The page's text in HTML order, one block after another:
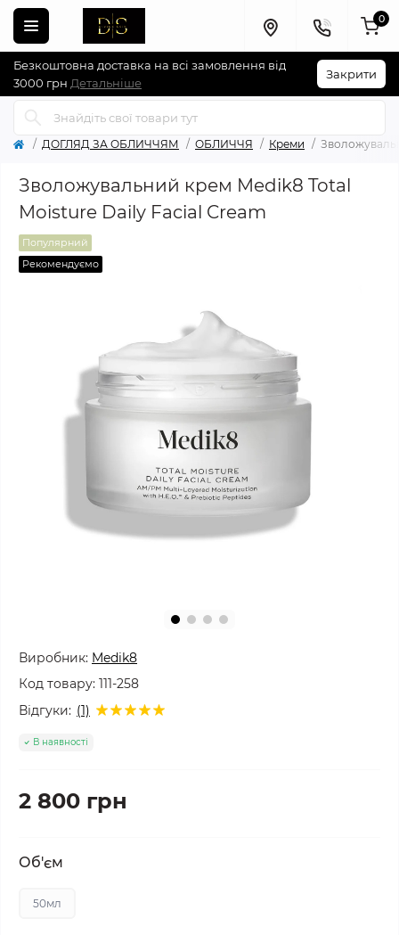
Безкоштовна доставка на всі замовлення від
3000 грн Детальніше
Закрити
0
ДОГЛЯД ЗА ОБЛИЧЧЯМ ОБЛИЧЧЯ Креми
Зволожувальний крем Medik8 Total
Moisture Daily Facial Cream
Популярний
Рекомендуємо
Виробник: Medik8
Код товару: 111-258
Відгуки: (1)
В наявності
2 800 грн
Об'єм
50мл